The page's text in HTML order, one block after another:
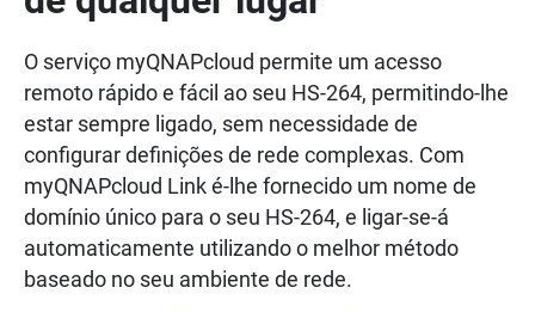
de qualquer lugar
O serviço myQNAPcloud permite um acesso
remoto rápido e fácil ao seu HS-264, permitindo-lhe
estar sempre ligado, sem necessidade de
configurar definições de rede complexas. Com
myQNAPcloud Link é-lhe fornecido um nome de
domínio único para o seu HS-264, e ligar-se-á
automaticamente utilizando o melhor método